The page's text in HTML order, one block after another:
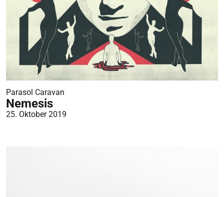
Parasol Caravan
Nemesis
25. Oktober 2019